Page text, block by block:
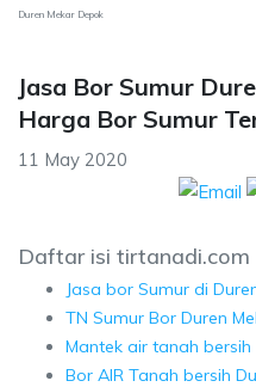
Duren Mekar Depok
Jasa Bor Sumur
Harga Bor Sumur
11 May 2020
Daftar isi tirtanadi.com
Jasa bor Sumur di
TN Sumur Bor Duren
Mantek air tanah bersih
Bor AIR Tanah bersih